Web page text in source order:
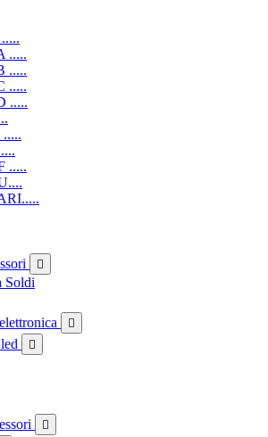
.....
.....
.....
.....
.....

Soldi


